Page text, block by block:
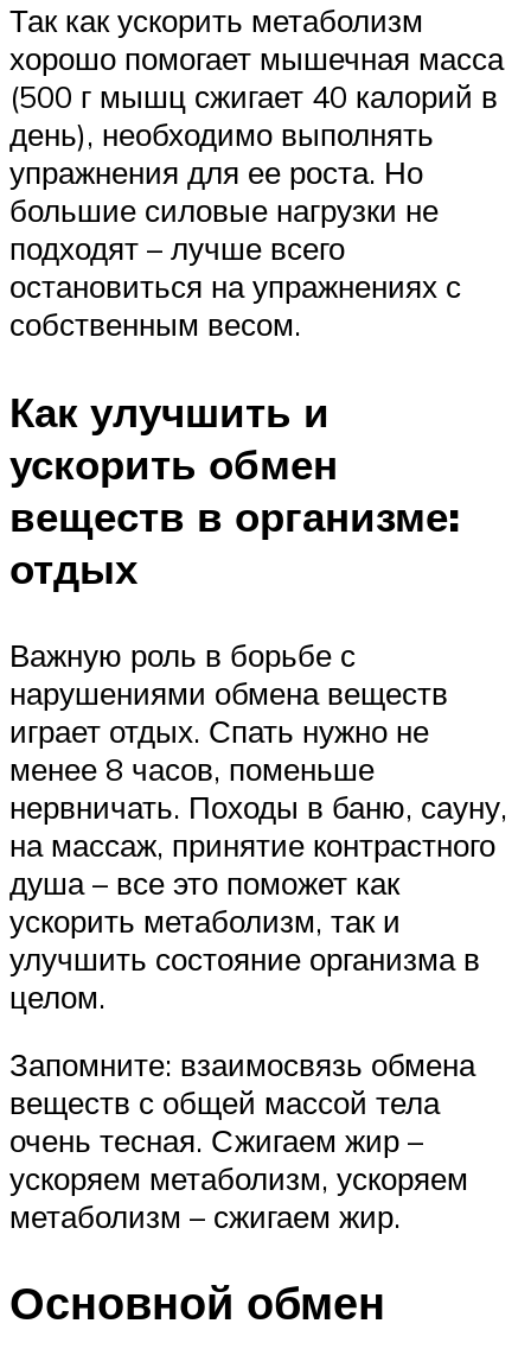
Так как ускорить метаболизм
хорошо помогает мышечная масса
(500 г мышц сжигает 40 калорий в
день), необходимо выполнять
упражнения для ее роста. Но
большие силовые нагрузки не
подходят – лучше всего
остановиться на упражнениях с
собственным весом.
Как улучшить и
ускорить обмен
веществ в организме:
отдых
Важную роль в борьбе с
нарушениями обмена веществ
играет отдых. Спать нужно не
менее 8 часов, поменьше
нервничать. Походы в баню, сауну,
на массаж, принятие контрастного
душа – все это поможет как
ускорить метаболизм, так и
улучшить состояние организма в
целом.
Запомните: взаимосвязь обмена
веществ с общей массой тела
очень тесная. Сжигаем жир –
ускоряем метаболизм, ускоряем
метаболизм – сжигаем жир.
Основной обмен